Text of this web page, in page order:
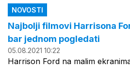
NOVOSTI
Najbolji filmovi Harrisona
bar jednom pogledati
05.08.2021 10:22
Harrison Ford na malim